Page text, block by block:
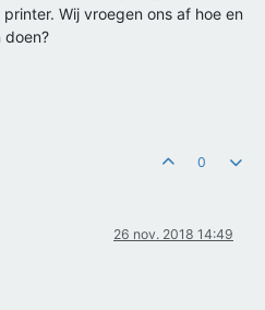
Wij vroegen ons af hoe en
doen?
0
26 nov. 2018 14:49